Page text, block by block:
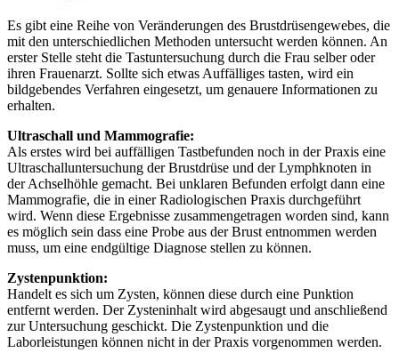
Es gibt eine Reihe von Veränderungen des Brustdrüsengewebes, die
mit den unterschiedlichen Methoden untersucht werden können. An
erster Stelle steht die Tastuntersuchung durch die Frau selber oder
ihren Frauenarzt. Sollte sich etwas Auffälliges tasten, wird ein
bildgebendes Verfahren eingesetzt, um genauere Informationen zu
erhalten.
Ultraschall und Mammografie:
Als erstes wird bei auffälligen Tastbefunden noch in der Praxis eine
Ultraschalluntersuchung der Brustdrüse und der Lymphknoten in
der Achselhöhle gemacht. Bei unklaren Befunden erfolgt dann eine
Mammografie, die in einer Radiologischen Praxis durchgeführt
wird. Wenn diese Ergebnisse zusammengetragen worden sind, kann
es möglich sein dass eine Probe aus der Brust entnommen werden
muss, um eine endgültige Diagnose stellen zu können.
Zystenpunktion:
Handelt es sich um Zysten, können diese durch eine Punktion
entfernt werden. Der Zysteninhalt wird abgesaugt und anschließend
zur Untersuchung geschickt. Die Zystenpunktion und die
Laborleistungen können nicht in der Praxis vorgenommen werden.